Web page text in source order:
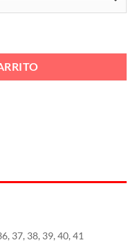
37, 38, 39, 40, 41